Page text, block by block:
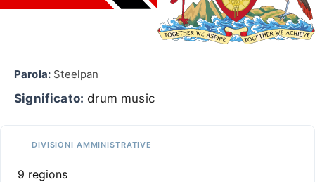
Parola: Steelpan
Significato: drum music
DIVISIONI AMMINISTRATIVE
9 regions